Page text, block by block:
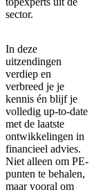
sector.
In deze
uitzendingen
verdiep en
verbreed je je
kennis én blijf je
volledig up-to-date
met de laatste
ontwikkelingen in
financieel advies.
Niet alleen om PE-
punten te behalen,
maar vooral om